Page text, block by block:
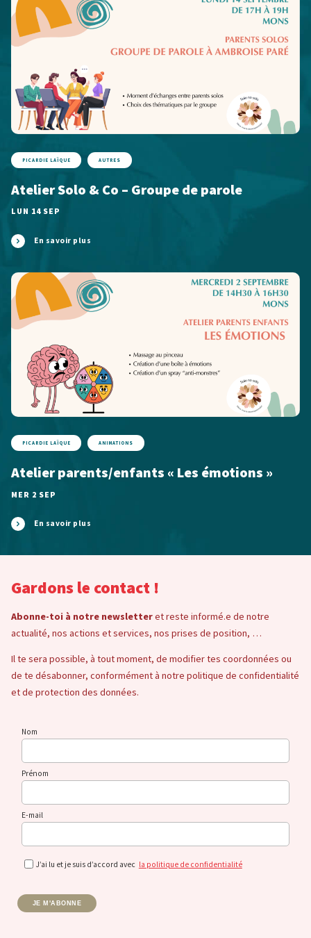
PICARDIE LAÏQUE AUTRES
Atelier Solo & Co – Groupe de parole
LUN 14 SEP
En savoir plus
PICARDIE LAÏQUE ANIMATIONS
Atelier parents/enfants « Les émotions »
MER 2 SEP
En savoir plus
Gardons le contact !
Abonne-toi à notre newsletteret reste informé.e de notre
actualité, nos actions et services, nos prises de position, …
Il te sera possible, à tout moment, de modifier tes coordonnées ou
de te désabonner, conformément à notre politique de confidentialité
et de protection des données.
Nom
Prénom
E-mail
J’ai lu et je suis d’accord avec la politique de confidentialité
JE M'ABONNE